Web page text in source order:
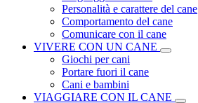
Personalità e carattere del cane
Comportamento del cane
Comunicare con il cane
VIVERE CON UN CANE
Giochi per cani
Portare fuori il cane
Cani e bambini
VIAGGIARE CON IL CANE